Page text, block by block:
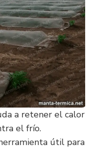
a retener el calor
el frío.
útil para